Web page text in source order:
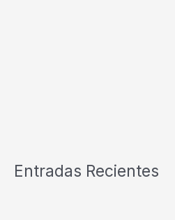
Entradas Recientes